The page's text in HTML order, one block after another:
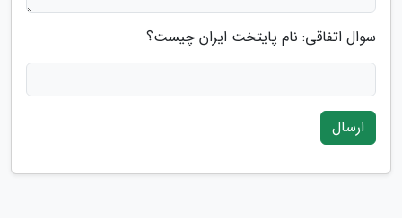
سوال اتفاقی: نام پایتخت ایران چیست؟
ارسال